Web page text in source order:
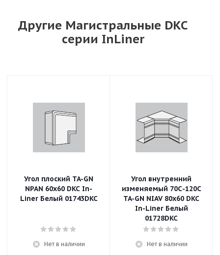
Другие Магистральные DKC
серии InLiner
Угол плоский TA-GN
NPAN 60x60 DKC In-
Liner Белый 01743DKC
Нет в наличии
Угол внутренний
изменяемый 70С-120С
TA-GN NIAV 80x60 DKC
In-Liner Белый
01728DKC
Нет в наличии